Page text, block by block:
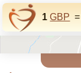
1 GBP =